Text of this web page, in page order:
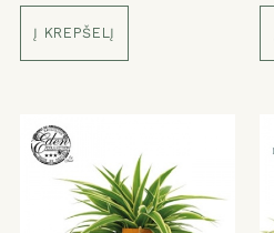
Į KREPŠELĮ